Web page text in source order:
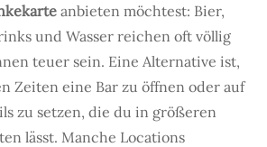
anbieten möchtest: Bier,
und Wasser reichen oft völlig
teuer sein. Eine Alternative ist,
Zeiten eine Bar zu öffnen oder auf
zu setzen, die du in größeren
lässt. Manche Locations